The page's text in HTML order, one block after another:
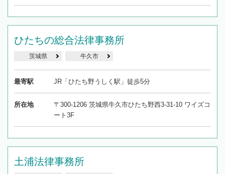
ひたちの総合法律事務所
茨城県 牛久市
最寄駅 JR「ひたち野うしく駅」徒歩5分
所在地
〒300-1206 茨城県牛久市ひたち野西3-31-10 ワイズコ
ート3F
土浦法律事務所